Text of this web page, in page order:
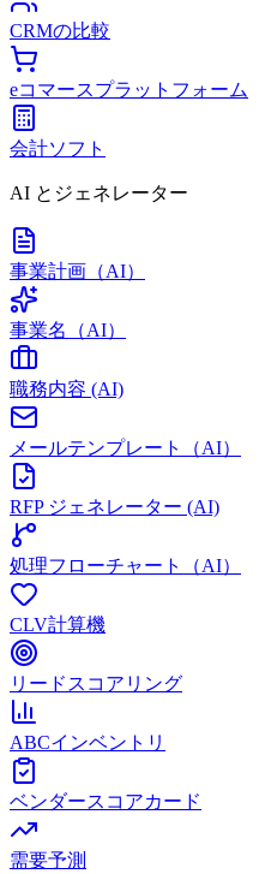
CRMの比較
eコマースプラットフォーム
会計ソフト
AI とジェネレーター
事業計画（AI）
事業名（AI）
職務内容 (AI)
メールテンプレート（AI）
RFP ジェネレーター (AI)
処理フローチャート（AI）
CLV計算機
リードスコアリング
ABCインベントリ
ベンダースコアカード
需要予測